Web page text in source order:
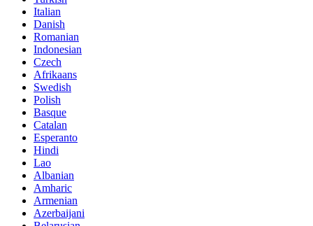
Italian
Danish
Romanian
Indonesian
Czech
Afrikaans
Swedish
Polish
Basque
Catalan
Esperanto
Hindi
Lao
Albanian
Amharic
Armenian
Azerbaijani